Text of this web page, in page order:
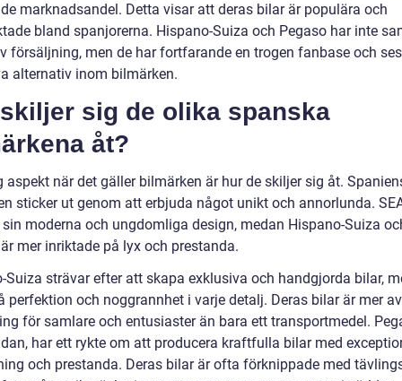
marknadsandel. Detta visar att deras bilar är populära och
bland spanjorerna. Hispano-Suiza och Pegaso har inte
försäljning, men de har fortfarande en trogen fanbase och
alternativ inom bilmärken.
sig de olika spanska
åt?
aspekt när det gäller bilmärken är hur de skiljer sig åt.
sticker ut genom att erbjuda något unikt och annorlunda.
moderna och ungdomliga design, medan Hispano-Suiza
mer inriktade på lyx och prestanda.
Suiza strävar efter att skapa exklusiva och handgjorda bilar,
perfektion och noggrannhet i varje detalj. Deras bilar är mer
för samlare och entusiaster än bara ett transportmedel.
har ett rykte om att producera kraftfulla bilar med
och prestanda. Deras bilar är ofta förknippade med